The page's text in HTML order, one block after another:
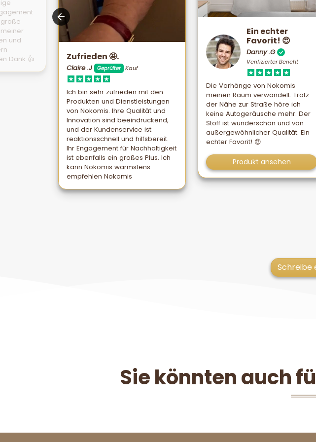
und
Dank 👍
Zufrieden 🤩.
Claire .J Geprüfter Kauf
Ich bin sehr zufrieden mit den
Produkten und Dienstleistungen
von Nokomis. Ihre Qualität und
Innovation sind beeindruckend,
und der Kundenservice ist
reaktionsschnell und hilfsbereit.
Ihr Engagement für Nachhaltigkeit
ist ebenfalls ein großes Plus. Ich
kann Nokomis wärmstens
empfehlen Nokomis
Ein echter
Favorit! 😍
Danny .G
Verifizierter Bericht
Die Vorhänge von Nokomis
meinen Raum verwandelt. Trotz
der Nähe zur Straße höre ich
keine Autogeräusche mehr. Der
Stoff ist wunderschön und von
außergewöhnlicher Qualität. Ein
echter Favorit! 😍
Produkt ansehen
Schreibe
Sie könnten auch